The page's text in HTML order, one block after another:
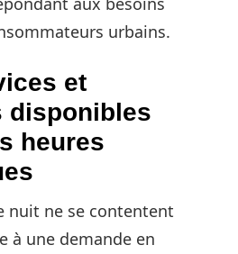
urbains.
et
disponibles
heures
nuit ne se contentent
à une demande en